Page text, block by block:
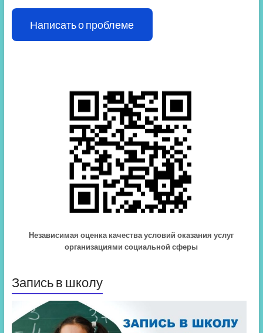
Написать о проблеме
Независимая оценка качества условий оказания услуг
организациями социальной сферы
Запись в школу